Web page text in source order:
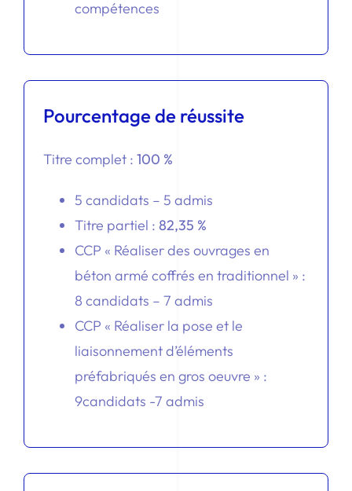
compétences
Pourcentage de réussite
Titre complet : 100 %
5 candidats – 5 admis
Titre partiel : 82,35 %
CCP « Réaliser des ouvrages en
béton armé coffrés en traditionnel » :
8 candidats – 7 admis
CCP « Réaliser la pose et le
liaisonnement d’éléments
préfabriqués en gros oeuvre » :
9candidats -7 admis